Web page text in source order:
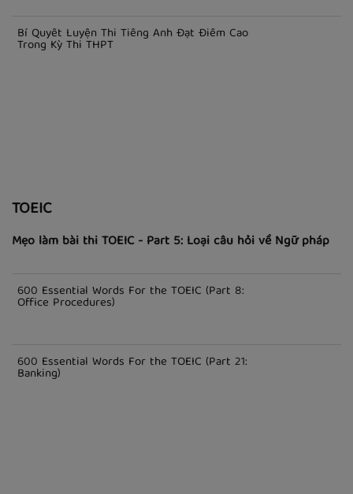
Bí Quyết Luyện Thi Tiếng Anh Đạt Điểm Cao
Trong Kỳ Thi THPT
TOEIC
Mẹo làm bài thi TOEIC - Part 5: Loại câu hỏi về Ngữ pháp
600 Essential Words For the TOEIC (Part 8:
Office Procedures)
600 Essential Words For the TOEIC (Part 21:
Banking)